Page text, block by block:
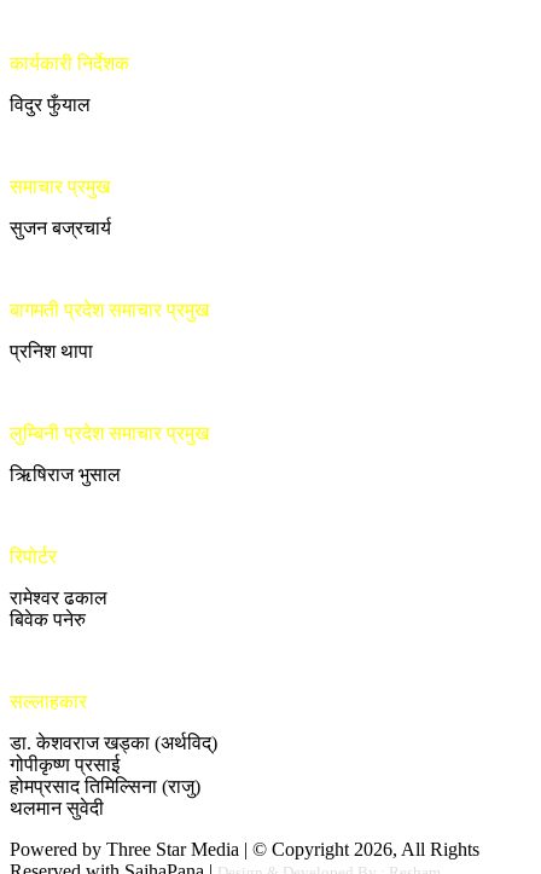
कार्यकारी निर्देशक
विदुर फुँयाल
समाचार प्रमुख
सुजन बज्रचार्य
बागमती प्रदेश समाचार प्रमुख
प्रनिश थापा
लुम्बिनी प्रदेश समाचार प्रमुख
ऋिषिराज भुसाल
रिपोर्टर
रामेश्वर ढकाल
बिवेक पनेरु
सल्लाहकार
डा. केशवराज खड्का (अर्थविद्)
गोपीकृष्ण प्रसाई
होमप्रसाद तिमिल्सिना (राजु)
थलमान सुवेदी
Powered by Three Star Media | © Copyright 2026, All Rights